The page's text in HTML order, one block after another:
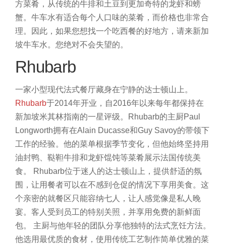
方菜肴，从传统的牛排和土豆到更加奇特的龙虾和螃
蟹。牛车水有适合每个人口味的菜肴，而价格也非常合
理。因此，如果您想找一个吃西餐的好地方，请来新加
坡牛车水。您绝对不会失望的。
Rhubarb
一家小型现代法式餐厅藏身在宁静的达士顿山上。
Rhubarb于2014年开业，自2016年以来每年都保持在
新加坡米其林指南的一星评级。Rhubarb的主厨Paul
Longworth拥有在Alain Ducasse和Guy Savoy的带领下
工作的经验。他的菜单根据季节变化，但他始终坚持用
油封鸭、鞑靼牛排和龙虾馄饨等菜肴展示法国传统美
食。
Rhubarb位于迷人的达士顿山上，提供舒适的氛
围，让用餐者可以在不感到仓促的情况下享用美食。这
个亲密的就餐区只能容纳七人，让人感觉像是私人晚
宴。客人受到员工的特别关照，并享用免费的新鲜面
包。
主厨与他年轻的团队分享他独特的法式烹饪方法。
他选用最优质的食材，使用传统工艺制作简单优雅的菜